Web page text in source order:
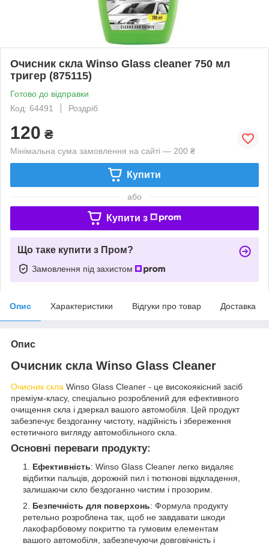
Очисник скла Winso Glass cleaner 750 мл
тригер (875115)
Готово до відправки
Код: 64491
Роздріб
120 ₴
Мінімальна сума замовлення на сайті — 200 ₴
Купити
або
Купити з
Що таке купити з Пром?
Замовлення під захистом
Опис Характеристики Відгуки про товар Доставка
Опис
Очисник скла Winso Glass Cleaner
Очисник скла Winso Glass Cleaner - це високоякісний засіб
преміум-класу, спеціально розроблений для ефективного
очищення скла і дзеркал вашого автомобіля. Цей продукт
забезпечує бездоганну чистоту, надійність і збереження
естетичного вигляду автомобільного скла.
Основні переваги продукту:
Ефективність: Winso Glass Cleaner легко видаляє
відбитки пальців, дорожній пил і тютюнові відкладення,
залишаючи скло бездоганно чистим і прозорим.
Безпечність для поверхонь: Формула продукту
ретельно розроблена так, щоб не завдавати шкоди
лакофарбовому покриттю та гумовим елементам
вашого автомобіля, забезпечуючи довговічність і